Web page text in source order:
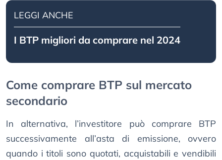
LEGGI ANCHE
I BTP migliori da comprare nel 2024
Come comprare BTP sul mercato
secondario
In alternativa, l’investitore può comprare BTP
successivamente all’asta di emissione, ovvero
quando i titoli sono quotati, acquistabili e vendibili